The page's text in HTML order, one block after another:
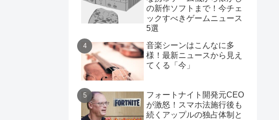
の新作ソフトまで！今チェ
ックすべきゲームニュース
5選
音楽シーンはこんなに多
様！最新ニュースから見え
てくる「今」
フォートナイト開発元CEO
が激怒！スマホ法施行後も
続くアップルの独占体制と